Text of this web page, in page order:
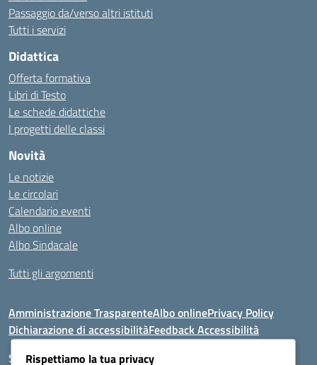
Passaggio da/verso altri istituti
Tutti i servizi
Didattica
Offerta formativa
Libri di Testo
Le schede didattiche
I progetti delle classi
Novità
Le notizie
Le circolari
Calendario eventi
Albo online
Albo Sindacale
Tutti gli argomenti
Amministrazione TrasparenteAlbo onlinePrivacy Policy
Dichiarazione di accessibilitàFeedback Accessibilità
Seguici su:
Rispettiamo la tua privacy